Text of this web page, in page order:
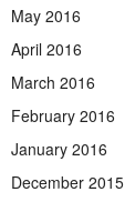
May 2016
April 2016
March 2016
February 2016
January 2016
December 2015